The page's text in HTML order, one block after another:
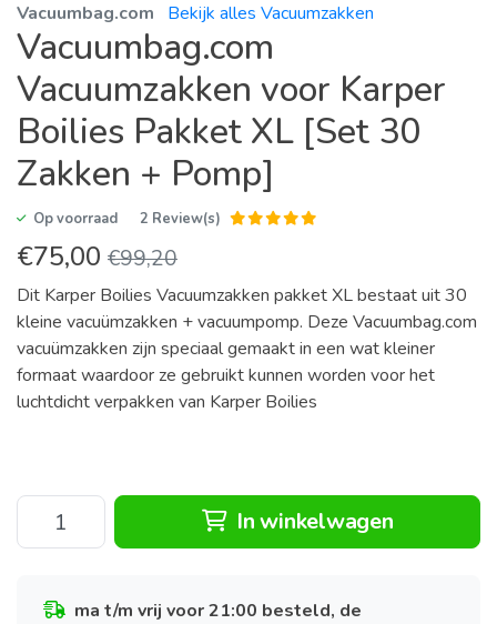
Vacuumbag.com Bekijk alles Vacuumzakken
Vacuumbag.com
Vacuumzakken voor Karper
Boilies Pakket XL [Set 30
Zakken + Pomp]
Op voorraad 2 Review(s)
€75,00 €99,20
Dit Karper Boilies Vacuumzakken pakket XL bestaat uit 30
kleine vacuümzakken + vacuumpomp. Deze Vacuumbag.com
vacuümzakken zijn speciaal gemaakt in een wat kleiner
formaat waardoor ze gebruikt kunnen worden voor het
luchtdicht verpakken van Karper Boilies
In winkelwagen
ma t/m vrij voor 21:00 besteld, de